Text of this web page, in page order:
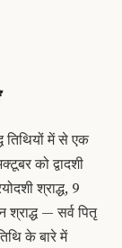
तिथियों में से एक
को द्वादशी
श्राद्ध, 9
— सर्व पितृ
के बारे में